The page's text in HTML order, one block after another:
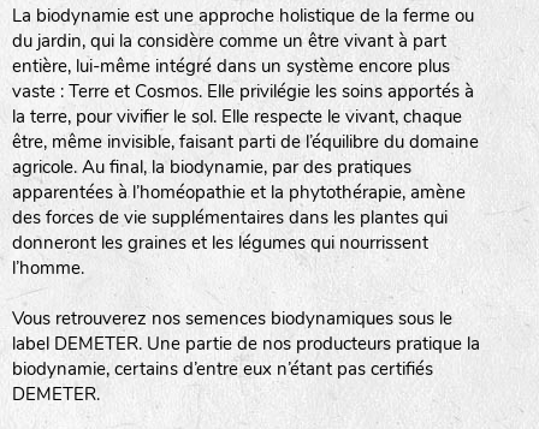
La biodynamie est une approche holistique de la ferme ou
du jardin, qui la considère comme un être vivant à part
entière, lui-même intégré dans un système encore plus
vaste : Terre et Cosmos. Elle privilégie les soins apportés à
la terre, pour vivifier le sol. Elle respecte le vivant, chaque
être, même invisible, faisant parti de l’équilibre du domaine
agricole. Au final, la biodynamie, par des pratiques
apparentées à l’homéopathie et la phytothérapie, amène
des forces de vie supplémentaires dans les plantes qui
donneront les graines et les légumes qui nourrissent
l’homme.
Vous retrouverez nos semences biodynamiques sous le
label DEMETER. Une partie de nos producteurs pratique la
biodynamie, certains d’entre eux n’étant pas certifiés
DEMETER.
LA RÉFÉRENCE :F BEL20BPA1A (en haut à gauche)
F : Fleurs.
Les autres catégories étant :
: Engrais vert
L: Légumes
A: Aromatiques
BEL : Code de la variété
(Ici Belle de nuit)
biodiversité cultivée